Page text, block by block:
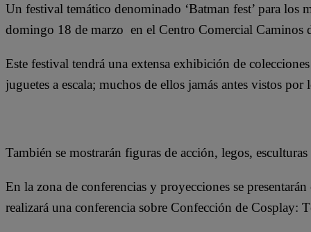
Un festival temático denominado ‘Batman fest’ para los
domingo 18 de marzo en el Centro Comercial Caminos
Este festival tendrá una extensa exhibición de
juguetes a escala; muchos de ellos jamás antes vistos por
También se mostrarán figuras de acción, legos,
En la zona de conferencias y proyecciones se
realizará una conferencia sobre Confección de Cosplay: